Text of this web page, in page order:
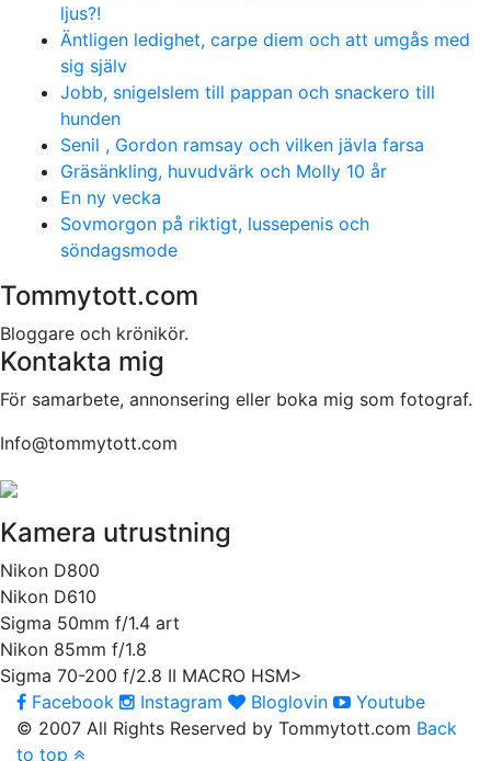
ljus?!
Äntligen ledighet, carpe diem och att umgås med
sig själv
Jobb, snigelslem till pappan och snackero till
hunden
Senil , Gordon ramsay och vilken jävla farsa
Gräsänkling, huvudvärk och Molly 10 år
En ny vecka
Sovmorgon på riktigt, lussepenis och
söndagsmode
Tommytott.com
Bloggare och krönikör.
Kontakta mig
För samarbete, annonsering eller boka mig som fotograf.
Info@tommytott.com
Kamera utrustning
Nikon D800
Nikon D610
Sigma 50mm f/1.4 art
Nikon 85mm f/1.8
Sigma 70-200 f/2.8 II MACRO HSM>
Facebook
Instagram Bloglovin
Youtube
© 2007 All Rights Reserved by Tommytott.com Back
to top